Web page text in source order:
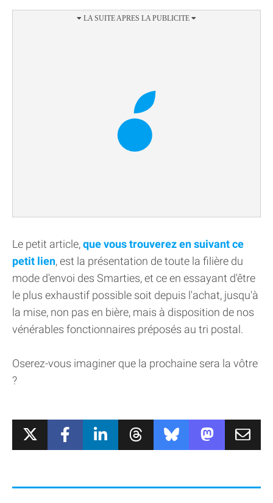
Le petit article,que vous trouverez en suivant ce
petit lien, est la présentation de toute la filière du
mode d'envoi des Smarties, et ce en essayant d'être
le plus exhaustif possible soit depuis l'achat, jusqu'à
la mise, non pas en bière, mais à disposition de nos
vénérables fonctionnaires préposés au tri postal.
Oserez-vous imaginer que la prochaine sera la vôtre
?